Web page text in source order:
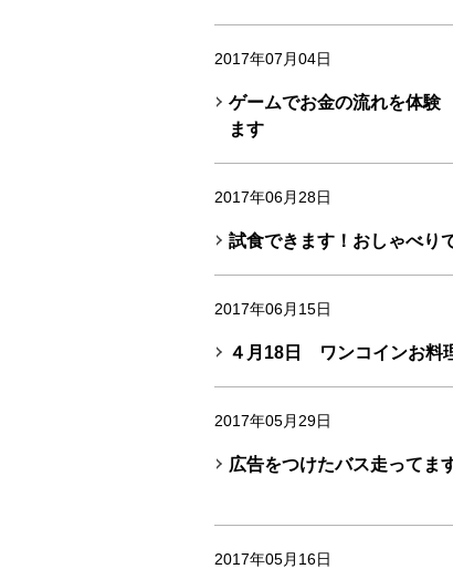
2017年07月04日
ゲームでお金の流れを体
ます
2017年06月28日
試食できます！おしゃべり
2017年06月15日
４月18日 ワンコインお料
2017年05月29日
広告をつけたバス走ってま
2017年05月16日